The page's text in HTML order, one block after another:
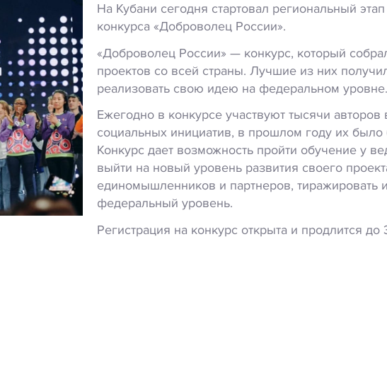
На Кубани сегодня стартовал региональный
конкурса «Доброволец России».
«Доброволец России» — конкурс, который
проектов со всей страны. Лучшие из них
реализовать свою идею на федеральном уровне.
Ежегодно в конкурсе участвуют тысячи авторов
социальных инициатив, в прошлом году их было
Конкурс дает возможность пройти обучение у
выйти на новый уровень развития своего
единомышленников и партнеров, тиражировать
федеральный уровень.
Регистрация на конкурс открыта и продлится